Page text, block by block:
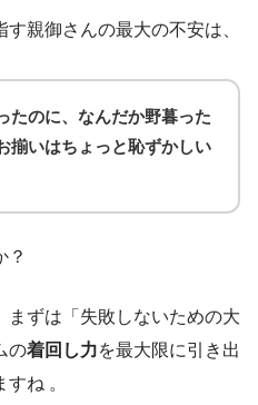
親御さんの最大の不安は、
たのに、なんだか野暮った
揃いはちょっと恥ずかしい
？
まずは「失敗しないための大
の着回し力を最大限に引き出
ね 。